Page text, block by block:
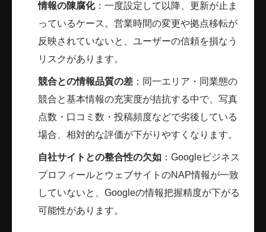
情報の陳腐化：一度設定して以降、更新が止ま
っているケース。営業時間の変更や拠点移転が
反映されていないと、ユーザーの信頼を損なう
リスクがあります。
競合との情報品質の差 ：同一エリア・同業態の
競合と基本情報の充実度が拮抗する中で、写真
点数・口コミ数・投稿頻度などで劣後している
場合、相対的な評価が下がりやすくなります。
自社サイトとの整合性の欠如 ：Googleビジネス
プロフィールとウェブサイトのNAP情報が一致
していないと、Googleの情報把握精度が下がる
可能性があります。